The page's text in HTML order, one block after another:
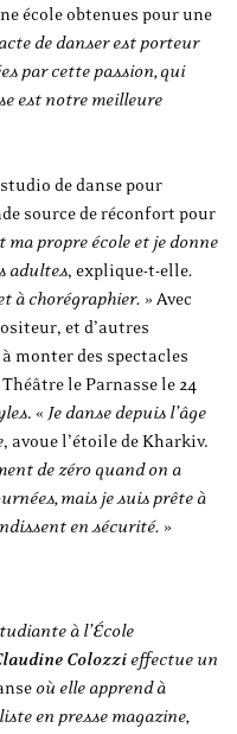
école obtenues pour une
de danser est porteur
par cette passion, qui
est notre meilleure
de danse pour
source de réconfort pour
ma propre école et je donne
adultes, explique-t-elle.
à chorégraphier. » Avec
et d’autres
monter des spectacles
le Parnasse le 24
. « Je danse depuis l’âge
, avoue l’étoile de Kharkiv.
de zéro quand on a
mais je suis prête à
en sécurité. »
à l’École
Colozzi effectue un
où elle apprend à
en presse magazine,